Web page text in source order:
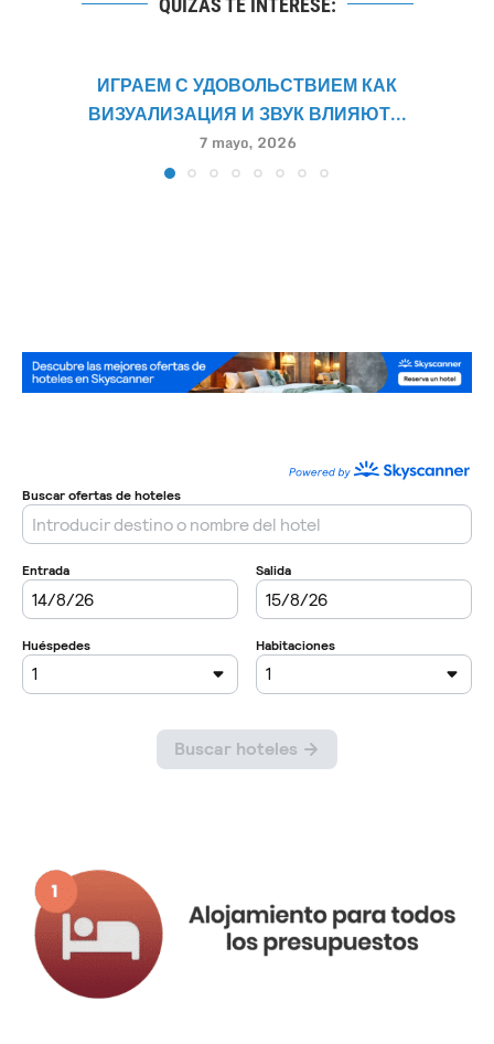
QUIZÁS TE INTERESE:
ИГРАЕМ С УДОВОЛЬСТВИЕМ КАК
ВИЗУАЛИЗАЦИЯ И ЗВУК ВЛИЯЮТ...
7 mayo, 2026